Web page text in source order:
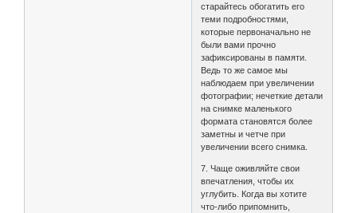
старайтесь обогатить его
теми подробностями,
которые первоначально не
были вами прочно
зафиксированы в памяти.
Ведь то же самое мы
наблюдаем при увеличении
фотографии; нечеткие детали
на снимке маленького
формата становятся более
заметны и четче при
увеличении всего снимка.
7. Чаще оживляйте свои
впечатления, чтобы их
углубить. Когда вы хотите
что-либо припомнить,